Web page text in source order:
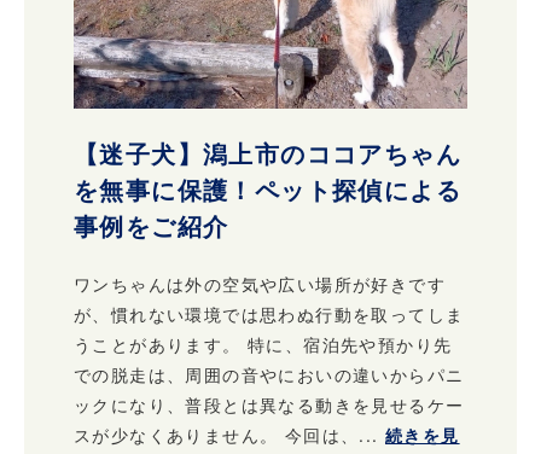
【迷子犬】潟上市のココアちゃん
を無事に保護！ペット探偵による
事例をご紹介
ワンちゃんは外の空気や広い場所が好きです
が、慣れない環境では思わぬ行動を取ってしま
うことがあります。 特に、宿泊先や預かり先
での脱走は、周囲の音やにおいの違いからパニ
ックになり、普段とは異なる動きを見せるケー
スが少なくありません。 今回は、... 続きを見